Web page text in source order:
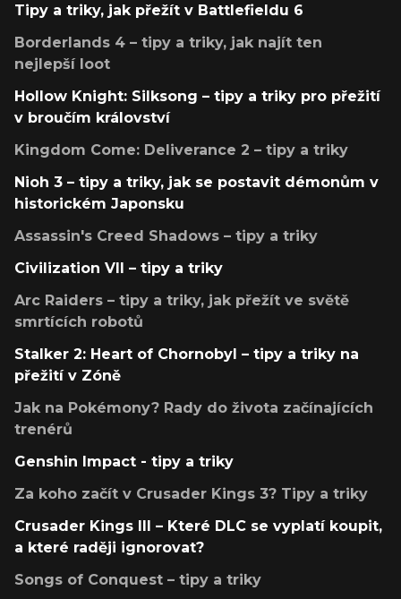
Tipy a triky, jak přežít v Battlefieldu 6
Borderlands 4 – tipy a triky, jak najít ten
nejlepší loot
Hollow Knight: Silksong – tipy a triky pro přežití
v broučím království
Kingdom Come: Deliverance 2 – tipy a triky
Nioh 3 – tipy a triky, jak se postavit démonům v
historickém Japonsku
Assassin's Creed Shadows – tipy a triky
Civilization VII – tipy a triky
Arc Raiders – tipy a triky, jak přežít ve světě
smrtících robotů
Stalker 2: Heart of Chornobyl – tipy a triky na
přežití v Zóně
Jak na Pokémony? Rady do života začínajících
trenérů
Genshin Impact - tipy a triky
Za koho začít v Crusader Kings 3? Tipy a triky
Crusader Kings III – Které DLC se vyplatí koupit,
a které raději ignorovat?
Songs of Conquest – tipy a triky